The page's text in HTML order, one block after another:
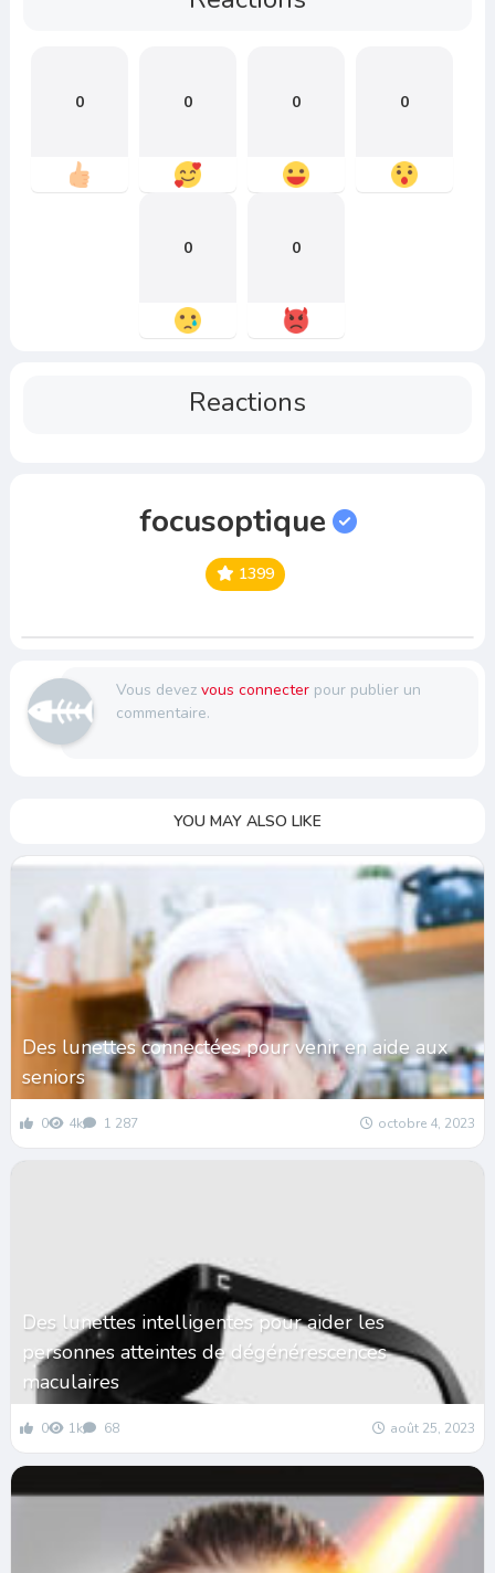
0 0 0 0
0 0
Reactions
focusoptique
1399
Vous devez vous connecterpour publier un
commentaire.
YOU MAY ALSO LIKE
Des lunettes connectées pour venir en aide aux
seniors
0 4k 1 287 octobre 4, 2023
Des lunettes intelligentes pour aider les
personnes atteintes de dégénérescences
maculaires
0 1k 68 août 25, 2023